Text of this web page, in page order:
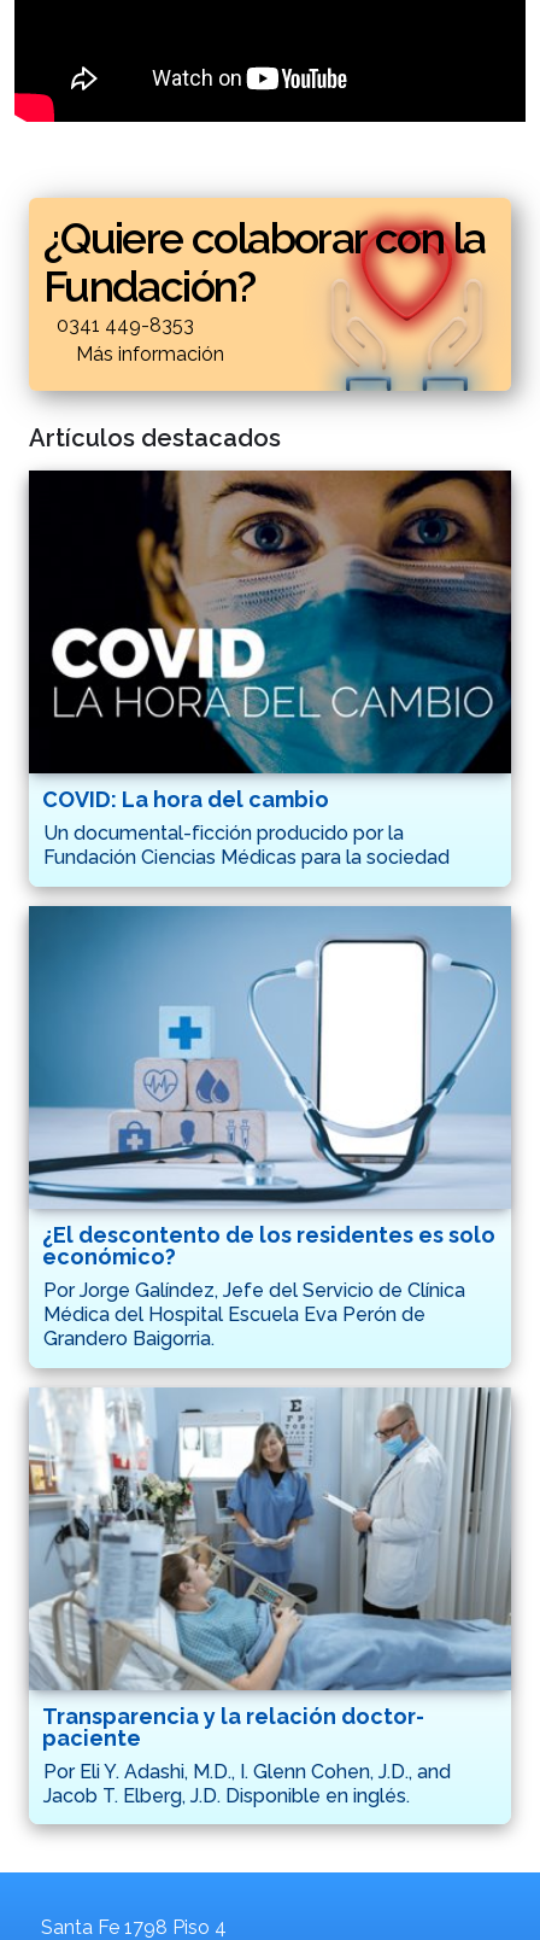
¿Quiere colaborar con la
Fundación?
0341 449-8353
Más información
Artículos destacados
COVID: La hora del cambio
Un documental-ficción producido por la
Fundación Ciencias Médicas para la sociedad
¿El descontento de los residentes es solo
económico?
Por Jorge Galíndez, Jefe del Servicio de Clínica
Médica del Hospital Escuela Eva Perón de
Grandero Baigorria.
Transparencia y la relación doctor-
paciente
Por Eli Y. Adashi, M.D., I. Glenn Cohen, J.D., and
Jacob T. Elberg, J.D. Disponible en inglés.
Santa Fe 1798 Piso 4